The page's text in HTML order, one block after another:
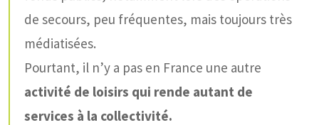
de secours, peu fréquentes, mais toujours très
médiatisées.
Pourtant, il n’y a pas en France une autre
activité de loisirs qui rende autant de
services à la collectivité.